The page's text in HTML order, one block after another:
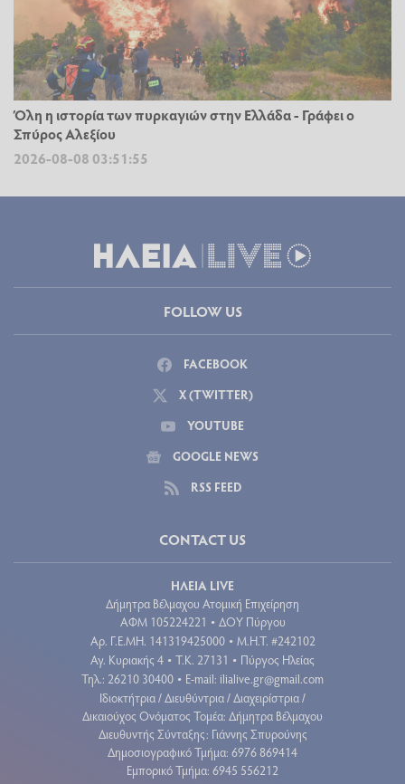
Όλη η ιστορία των πυρκαγιών στην Ελλάδα - Γράφει ο
Σπύρος Αλεξίου
2026-08-08 03:51:55
FOLLOW US
FACEBOOK
X (TWITTER)
YOUTUBE
GOOGLE NEWS
RSS FEED
CONTACT US
ΗΛΕΙΑ LIVE
Δήμητρα Βέλμαχου Ατομική Επιχείρηση
ΑΦΜ 105224221 • ΔΟΥ Πύργου
Aρ. Γ.Ε.ΜΗ. 141319425000 • Μ.Η.Τ. #242102
Αγ. Κυριακής 4 • Τ.Κ. 27131 • Πύργος Ηλείας
Τηλ.: 26210 30400 • E-mail: ilialive.gr@gmail.com
Ιδιοκτήτρια / Διευθύντρια / Διαχειρίστρια /
Δικαιούχος Ονόματος Τομέα: Δήμητρα Βέλμαχου
Διευθυντής Σύνταξης: Γιάννης Σπυρούνης
Δημοσιογραφικό Τμήμα: 6976 869414
Εμπορικό Τμήμα: 6945 556212